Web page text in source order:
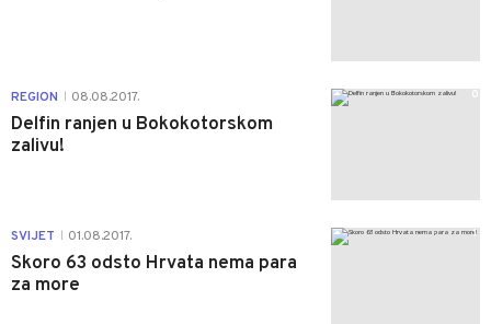
REGION 08.08.2017.
Delfin ranjen u Bokokotorskom
zalivu!
0
SVIJET 01.08.2017.
Skoro 63 odsto Hrvata nema para
za more
1